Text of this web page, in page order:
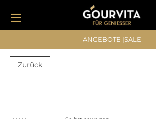
#DRÜCKEN SIE DIE EINGABETASTE, UM ZU
ANGEBOTE |SALE
Zurück